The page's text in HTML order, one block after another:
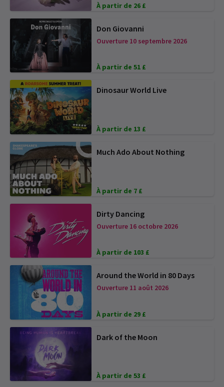
À partir de 26 £
Don Giovanni
Ouverture 10 septembre 2026
À partir de 51 £
Dinosaur World Live
À partir de 13 £
Much Ado About Nothing
À partir de 7 £
Dirty Dancing
Ouverture 16 octobre 2026
À partir de 103 £
Around the World in 80 Days
Ouverture 11 août 2026
À partir de 29 £
Dark of the Moon
À partir de 53 £